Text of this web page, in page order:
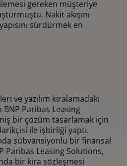
gereken müşteriye
Nakit akışını
sürdürmek en
ve yazılım kiralamadaki
BNP Paribas Leasing
bir çözüm tasarlamak için
ile işbirliği yaptı.
sübvansiyonlu bir finansal
Paribas Leasing Solutions,
bir kira sözleşmesi